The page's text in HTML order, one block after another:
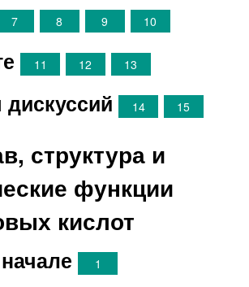
7 8 9 10
11 12 13
14 15
структура и
функции
кислот
1